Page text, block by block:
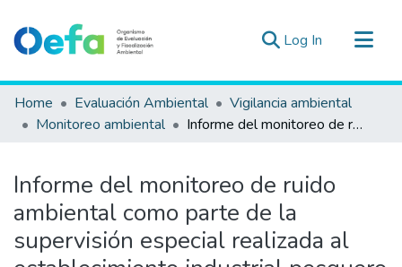
Log In (current)
Communities & Collections
All of DSpace
Estad. Externas
Guias ▾
Home Evaluación Ambiental
Vigilancia ambiental
Monitoreo ambiental
Informe del monitoreo de ruido ambiental como parte de la supervisión especial realizada al establecimiento industrial pesquero ALAMESA S.A.C., en el distrito de San Andrés, provincia de Pisco, departamento de lca.
Informe del monitoreo de ruido
ambiental como parte de la
supervisión especial realizada al